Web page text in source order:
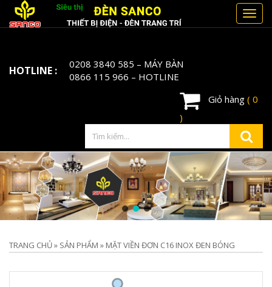
HOTLINE : 0208 3840 585 – MÁY BÀN
0866 115 966 – HOTLINE
Giỏ hàng ( 0
)
TRANG CHỦ» SẢN PHẨM » MẶT VIỀN ĐƠN C16 INOX ĐEN BÓNG